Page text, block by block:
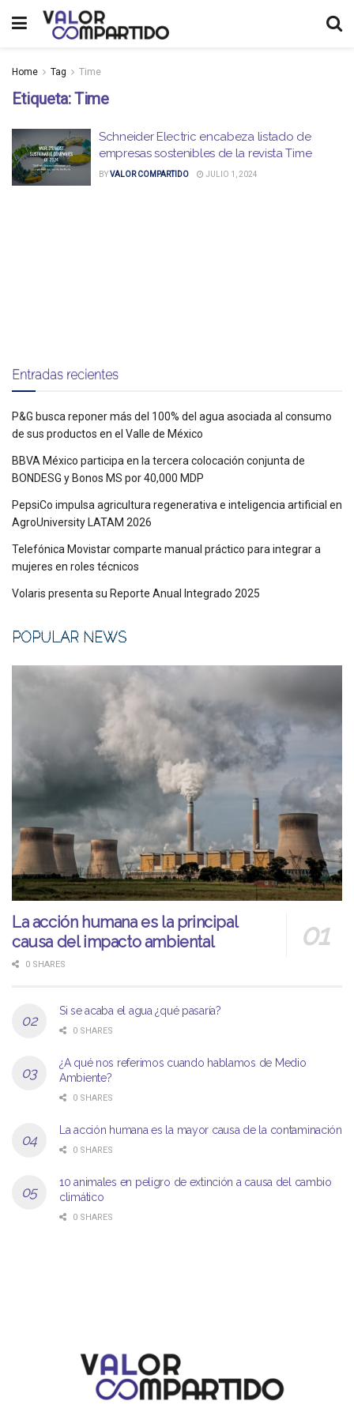
Home Tag Time
Etiqueta:Time
Schneider Electric encabeza listado de
empresas sostenibles de la revista Time
BYVALOR COMPARTIDO JULIO 1, 2024
Entradas recientes
P&G busca reponer más del 100% del agua asociada al consumo
de sus productos en el Valle de México
BBVA México participa en la tercera colocación conjunta de
BONDESG y Bonos MS por 40,000 MDP
PepsiCo impulsa agricultura regenerativa e inteligencia artificial en
AgroUniversity LATAM 2026
Telefónica Movistar comparte manual práctico para integrar a
mujeres en roles técnicos
Volaris presenta su Reporte Anual Integrado 2025
POPULAR NEWS
La acción humana es la principal
causa del impacto ambiental
0 SHARES
Si se acaba el agua ¿qué pasaría?
0 SHARES
¿A qué nos referimos cuando hablamos de Medio
Ambiente?
0 SHARES
La acción humana es la mayor causa de la contaminación
0 SHARES
10 animales en peligro de extinción a causa del cambio
climático
0 SHARES